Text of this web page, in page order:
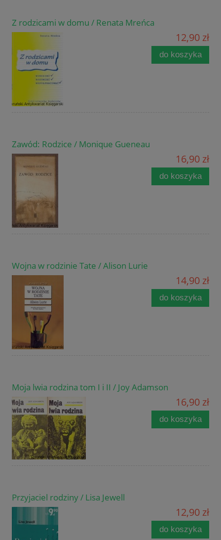
Z rodzicami w domu / Renata Mreńca
12,90 zł
do koszyka
Zawód: Rodzice / Monique Gueneau
16,90 zł
do koszyka
Wojna w rodzinie Tate / Alison Lurie
14,90 zł
do koszyka
Moja lwia rodzina tom I i II / Joy Adamson
16,90 zł
do koszyka
Przyjaciel rodziny / Lisa Jewell
12,90 zł
do koszyka